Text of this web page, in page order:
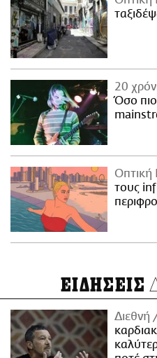
20
Όσο
Οπτική
τους
ΕΙΔΗΣΕΙΣ
Διεθνή